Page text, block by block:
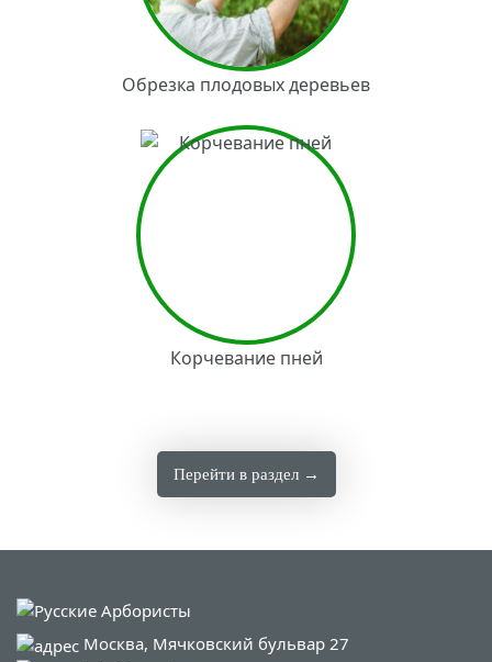
Обрезка плодовых деревьев
Корчевание пней
Перейти в раздел →
Москва, Мячковский бульвар 27